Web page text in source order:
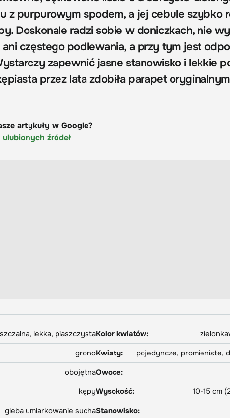
z purpurowym spodem, a jej cebule szybko
Doskonale radzi sobie w doniczkach, nie
częstego podlewania, a przy tym jest
zapewnić jasne stanowisko i lekkie
przez lata zdobiła parapet
artykuły w Google?
źródeł
lekka, piaszczystaKolor kwiatów:
gronoKwiaty:
pojedyncze, promieniste,
obojętnaOwoce:
kępyWysokość:
10-15 cm
gleba umiarkowanie suchaStanowisko: